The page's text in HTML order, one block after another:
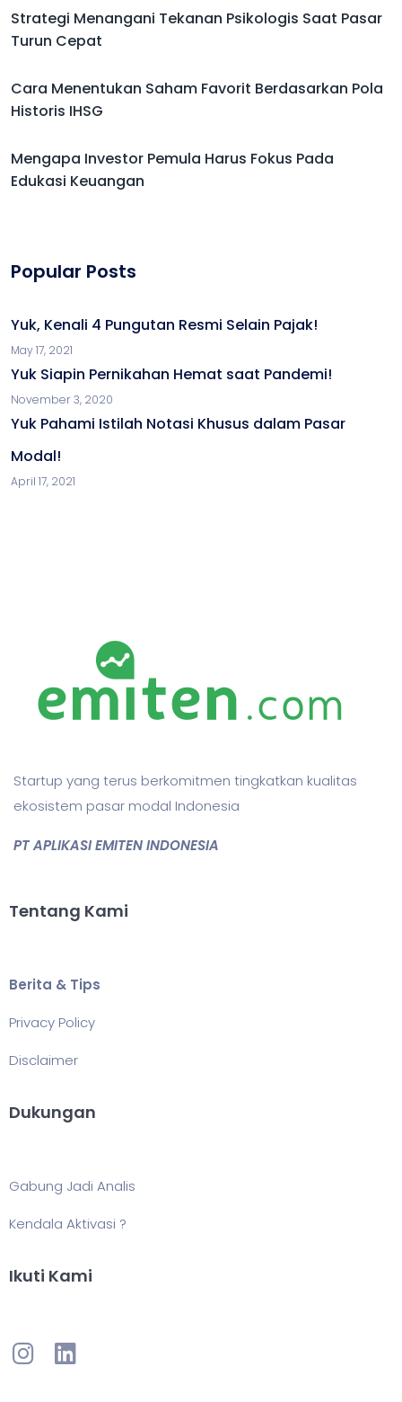
Strategi Menangani Tekanan Psikologis Saat Pasar
Turun Cepat
Cara Menentukan Saham Favorit Berdasarkan Pola
Historis IHSG
Mengapa Investor Pemula Harus Fokus Pada
Edukasi Keuangan
Popular Posts
Yuk, Kenali 4 Pungutan Resmi Selain Pajak!
May 17, 2021
Yuk Siapin Pernikahan Hemat saat Pandemi!
November 3, 2020
Yuk Pahami Istilah Notasi Khusus dalam Pasar
Modal!
April 17, 2021
Startup yang terus berkomitmen tingkatkan kualitas
ekosistem pasar modal Indonesia
PT APLIKASI EMITEN INDONESIA
Tentang Kami
Berita & Tips
Privacy Policy
Disclaimer
Dukungan
Gabung Jadi Analis
Kendala Aktivasi ?
Ikuti Kami